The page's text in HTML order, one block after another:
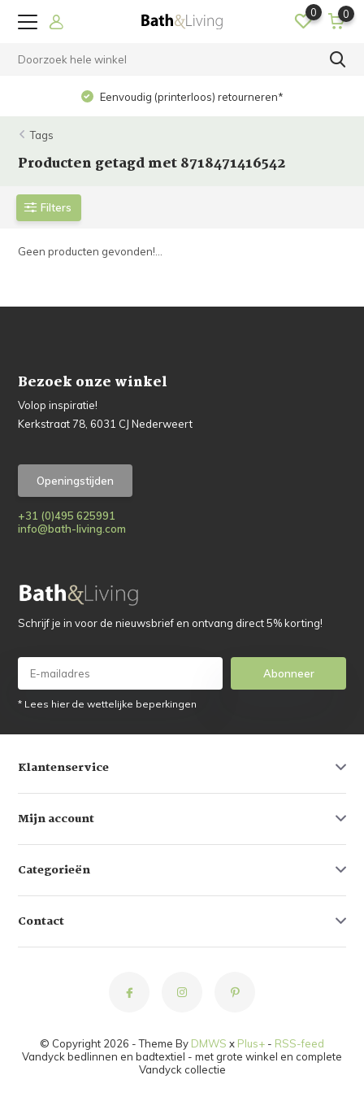
0 0
Eenvoudig (printerloos) retourneren*
Tags
Producten getagd met 8718471416542
Filters
Geen producten gevonden!...
Bezoek onze winkel
Volop inspiratie!
Kerkstraat 78, 6031 CJ Nederweert
Openingstijden
+31 (0)495 625991
info@bath-living.com
Schrijf je in voor de nieuwsbrief en ontvang direct 5% korting!
Abonneer
* Lees hier de wettelijke beperkingen
Klantenservice
Mijn account
Categorieën
Contact
© Copyright 2026 - Theme By DMWS x Plus+ - RSS-feed
Vandyck bedlinnen en badtextiel - met grote winkel en complete
Vandyck collectie